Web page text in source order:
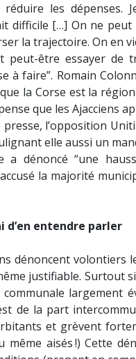
les dépenses.
difficile […] On ne peut
la trajectoire. On en
peut-être essayer de
à faire”. Romain
la Corse est la
que les Ajacciens
presse, l’opposition
elle aussi un
a dénoncé “une
la majorité
d’en entendre parler
dénoncent volontiers
justifiable. Surtout
largement
de la part
et grèvent
même aisés !) Cette